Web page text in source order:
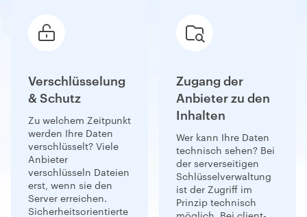
Verschlüsselung
& Schutz
Zu welchem Zeitpunkt
werden Ihre Daten
verschlüsselt? Viele
Anbieter
verschlüsseln Dateien
erst, wenn sie den
Server erreichen.
Sicherheitsorientierte
Zugang der
Anbieter zu den
Inhalten
Wer kann Ihre Daten
technisch sehen? Bei
der serverseitigen
Schlüsselverwaltung
ist der Zugriff im
Prinzip technisch